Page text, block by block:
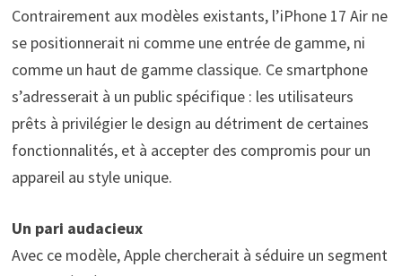
Contrairement aux modèles existants, l’iPhone 17 Air ne
se positionnerait ni comme une entrée de gamme, ni
comme un haut de gamme classique. Ce smartphone
s’adresserait à un public spécifique : les utilisateurs
prêts à privilégier le design au détriment de certaines
fonctionnalités, et à accepter des compromis pour un
appareil au style unique.
Un pari audacieux
Avec ce modèle, Apple chercherait à séduire un segment